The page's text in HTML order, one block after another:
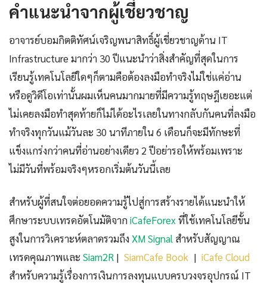
คำแนะนำจากผู้เชี่ยวชาญ
อาจารย์บอมกิตติทัศน์เจริญพนาสิทธิ์ผู้เชี่ยวชาญด้าน IT
Infrastructure มากว่า 30 ปีแนะนำว่าสิ่งสำคัญที่สุดในการ
เรียนรู้เทคโนโลยีใดๆก็ตามคือต้องลงมือทำจริงไม่ใช่แค่อ่าน
หรือดูวิดีโอเท่านั้นผมเห็นคนมากมายที่มีความรู้ทฤษฎีเยอะแต่
ไม่เคยลงมือทำสุดท้ายก็ไม่ได้อะไรเลยในทางกลับกันคนที่ลงมือ
ทำจริงทุกวันแม้วันละ 30 นาทีภายใน 6 เดือนก็จะมีทักษะที่
แข็งแกร่งกว่าคนที่อ่านอย่างเดียว 2 ปีอย่ารอให้พร้อมเพราะ
ไม่มีวันที่พร้อมจริงๆหรอกเริ่มต้นวันนี้เลย
สำหรับผู้ที่สนใจต่อยอดความรู้ไปสู่การสร้างรายได้แนะนำให้
ศึกษาระบบเทรดอัตโนมัติจากiCafeForex ที่ใช้เทคโนโลยีขั้น
สูงในการวิเคราะห์ตลาดรวมถึง XM Signal สำหรับสัญญาณ
เทรดคุณภาพและ Siam2R | SiamCafe Book | iCafe Cloud
สำหรับความรู้เรื่องการเงินการลงทุนแบบครบวงจรอุปกรณ์ IT